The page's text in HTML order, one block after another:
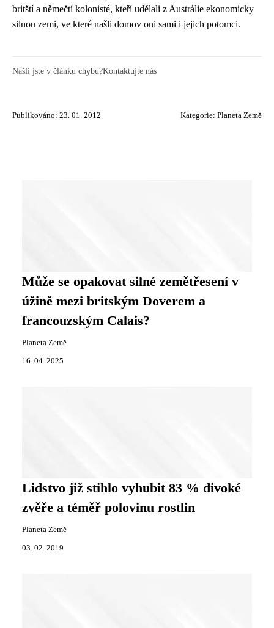
britští a němečtí kolonisté, kteří udělali z Austrálie ekonomicky
silnou zemi, ve které našli domov oni sami i jejich potomci.
Našli jste v článku chybu?Kontaktujte nás
Publikováno: 23. 01. 2012 Kategorie: Planeta Země
Může se opakovat silné zemětřesení v
úžině mezi britským Doverem a
francouzským Calais?
Planeta Země
16. 04. 2025
Lidstvo již stihlo vyhubit 83 % divoké
zvěře a téměř polovinu rostlin
Planeta Země
03. 02. 2019